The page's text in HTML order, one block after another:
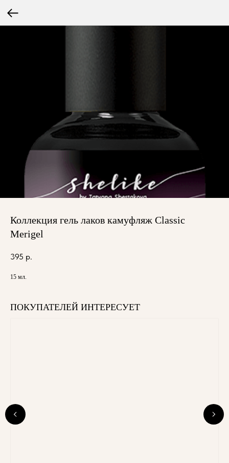
Коллекция гель лаков камуфляж Classic
Merigel
395 р.
15 мл.
ПОКУПАТЕЛЕЙ ИНТЕРЕСУЕТ